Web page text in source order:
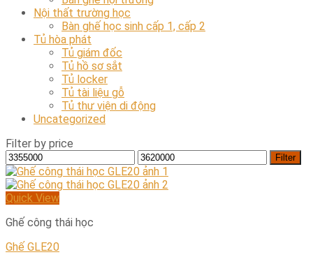
Nội thất trường học
Bàn ghế học sinh cấp 1, cấp 2
Tủ hòa phát
Tủ giám đốc
Tủ hồ sơ sắt
Tủ locker
Tủ tài liệu gỗ
Tủ thư viện di động
Uncategorized
Filter by price
Filter
Quick View
Ghế công thái học
Ghế GLE20